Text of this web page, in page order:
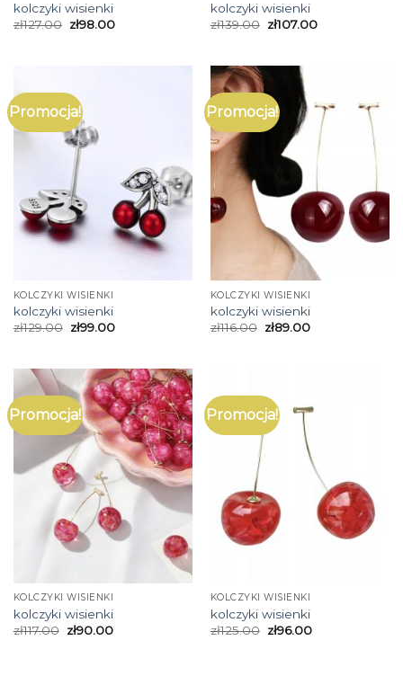
kolczyki wisienki
zł127.00 zł98.00
kolczyki wisienki
zł139.00 zł107.00
Promocja!
KOLCZYKI WISIENKI
kolczyki wisienki
zł129.00 zł99.00
Promocja!
KOLCZYKI WISIENKI
kolczyki wisienki
zł116.00 zł89.00
Promocja!
KOLCZYKI WISIENKI
kolczyki wisienki
zł117.00 zł90.00
Promocja!
KOLCZYKI WISIENKI
kolczyki wisienki
zł125.00 zł96.00